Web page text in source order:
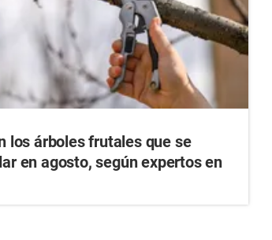
los árboles frutales que se
en agosto, según expertos en